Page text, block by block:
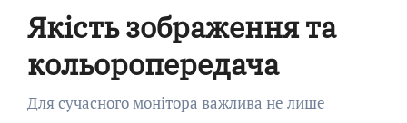
Якість зображення та
кольоропередача
Для сучасного монітора важлива не лише